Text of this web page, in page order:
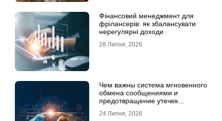
Фінансовий менеджмент для
фрілансерів: як збалансувати
нерегулярні доходи
28 Липня, 2026
Чем важны система мгновенного
обмена сообщениями и
предотвращение утечек
24 Липня, 2026